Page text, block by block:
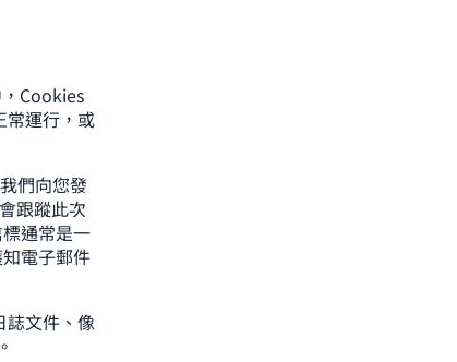
Cookies
常運行，或
們向您發
跟蹤此次
通常是一
電子郵件
文件、像